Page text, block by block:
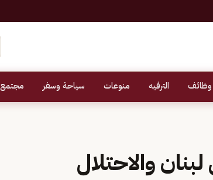
وظائف الترفيه منوعات سياحة وسفر مجتمع
والاحتلال